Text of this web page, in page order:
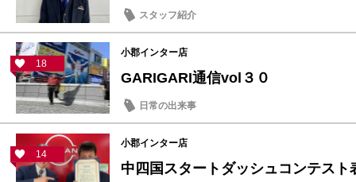
スタッフ紹介
18
小郡インター店
GARIGARI通信vol３０
日常の出来事
14
小郡インター店
中四国スタートダッシュコンテスト